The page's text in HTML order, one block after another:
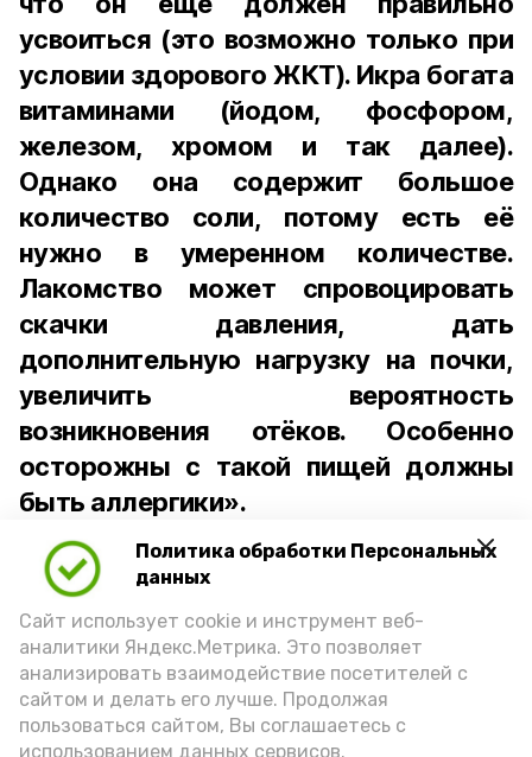
Политика обработки Персональных
данных
Сайт использует cookie и инструмент веб-
аналитики Яндекс.Метрика. Это позволяет
анализировать взаимодействие посетителей с
сайтом и делать его лучше. Продолжая
пользоваться сайтом, Вы соглашаетесь с
использованием данных сервисов.
усвоиться (это возможно только при
условии здорового ЖКТ). Икра богата
витаминами (йодом, фосфором,
железом, хромом и так далее).
Однако она содержит большое
количество соли, потому есть её
нужно в умеренном количестве.
Лакомство может спровоцировать
скачки давления, дать
дополнительную нагрузку на почки,
увеличить вероятность
возникновения отёков. Особенно
осторожны с такой пищей должны
быть аллергики».
Для взрослого человека безопасной
порцией икры считается 30-50 граммов
(2-3 ложки). При этом следует обратить
внимание на хлеб, с которым она
подаётся: лучше выбирать
цельнозерновой, с мукой грубого